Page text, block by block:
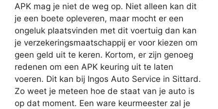
APK mag je niet de weg op. Niet alleen kan dit
je een boete opleveren, maar mocht er een
ongeluk plaatsvinden met dit voertuig dan kan
je verzekeringsmaatschappij er voor kiezen om
geen geld uit te keren. Kortom, er zijn genoeg
redenen om een APK keuring uit te laten
voeren. Dit kan bij Ingos Auto Service in Sittard.
Zo weet je meteen hoe de staat van je auto is
op dat moment. Een ware keurmeester zal je